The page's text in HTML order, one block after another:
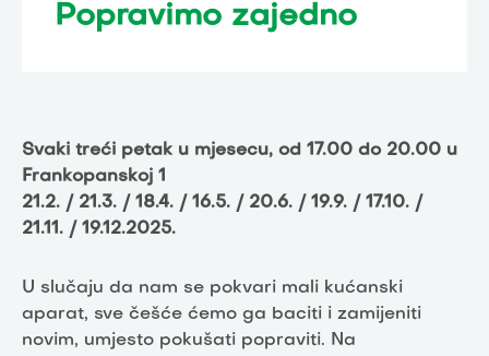
Popravimo zajedno
Svaki treći petak u mjesecu, od 17.00 do 20.00 u
Frankopanskoj 1
21.2. / 21.3. / 18.4. / 16.5. / 20.6. / 19.9. / 17.10. /
21.11. / 19.12.2025.
U slučaju da nam se pokvari mali kućanski
aparat, sve češće ćemo ga baciti i zamijeniti
novim, umjesto pokušati popraviti. Na